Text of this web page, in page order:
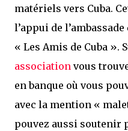
matériels vers Cuba.
l’appui de
« Les Amis de Cuba ».
association vous
en banque où vous
avec la mention «
pouvez aussi soutenir